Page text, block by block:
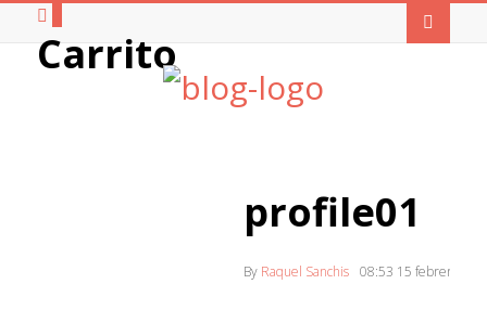
Carrito
profile01
By Raquel Sanchis 08:53 15 febrero,